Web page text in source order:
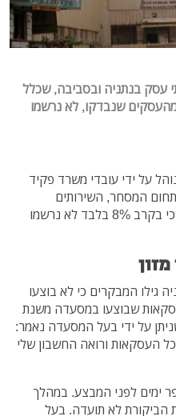
עסק בנתניה ובסביבה, שכלל
ביקורות, עלה כי רק בקרב 8% מהעסקים שנבדקו, לא נרשמו
על ידי עובדי משרד פקיד
92 בתי עסק בתחום המסחר, השירותים
והמקצועות החופשיים, מתוכם עלה כי בקרב 8% בלבד לא נרשמו
גילו המבקרים כי לא בוצעו
שבוצעו במסעדה משנת
שניתן על ידי בעל המסעדה נאמר:
העסקאות ורואה החשבון שלי
ימים לפני המבצע. במהלך
הביקורת לא תועדה. בעל